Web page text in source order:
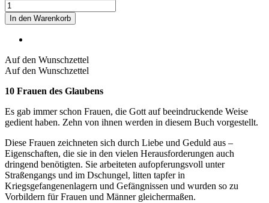
In den Warenkorb
Auf den Wunschzettel
Auf den Wunschzettel
10 Frauen des Glaubens
Es gab immer schon Frauen, die Gott auf beeindruckende Weise
gedient haben. Zehn von ihnen werden in diesem Buch vorgestellt.
Diese Frauen zeichneten sich durch Liebe und Geduld aus –
Eigenschaften, die sie in den vielen Herausforderungen auch
dringend benötigten. Sie arbeiteten aufopferungsvoll unter
Straßengangs und im Dschungel, litten tapfer in
Kriegsgefangenenlagern und Gefängnissen und wurden so zu
Vorbildern für Frauen und Männer gleichermaßen.